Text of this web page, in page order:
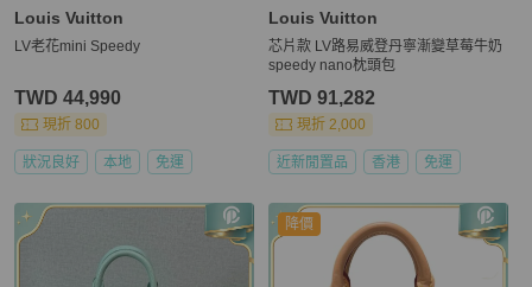
Louis Vuitton
LV老花mini Speedy
TWD 44,990
現折 800
狀況良好 本地 免運
Louis Vuitton
芯片款 LV路易威登丹寧漸變草莓牛奶
speedy nano枕頭包
TWD 91,282
現折 2,000
近新閒置品 香港 免運
降價